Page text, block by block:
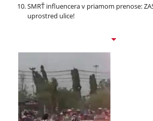
SMRŤ influencera v priamom prenose:
uprostred ulice!